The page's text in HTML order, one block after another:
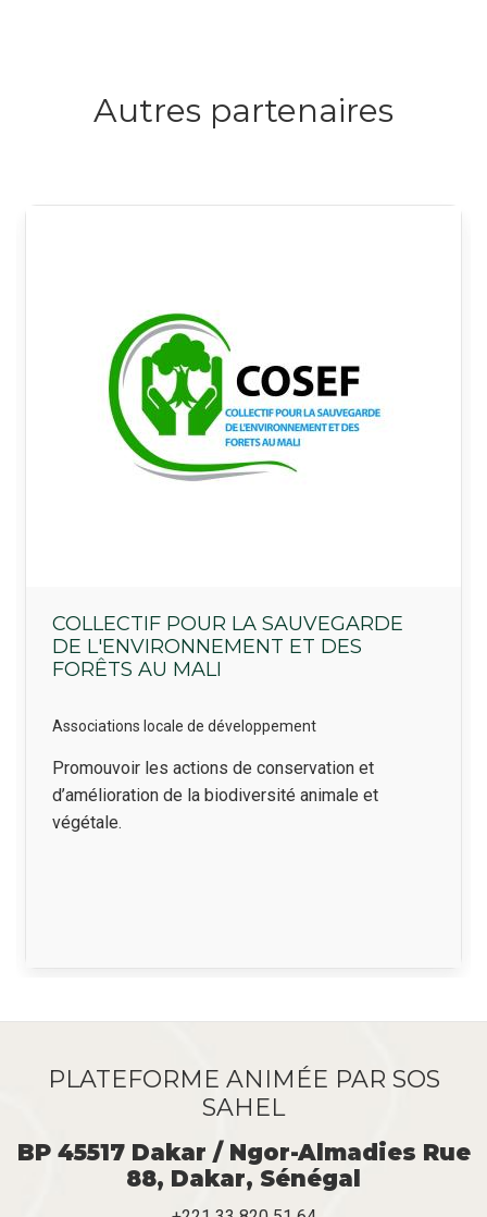
Autres partenaires
COLLECTIF POUR LA SAUVEGARDE
DE L'ENVIRONNEMENT ET DES
FORÊTS AU MALI
Associations locale de développement
Résumé
Promouvoir les actions de conservation et
d’amélioration de la biodiversité animale et
végétale.
PLATEFORME ANIMÉE PAR SOS
SAHEL
BP 45517 Dakar / Ngor-Almadies Rue
88, Dakar, Sénégal